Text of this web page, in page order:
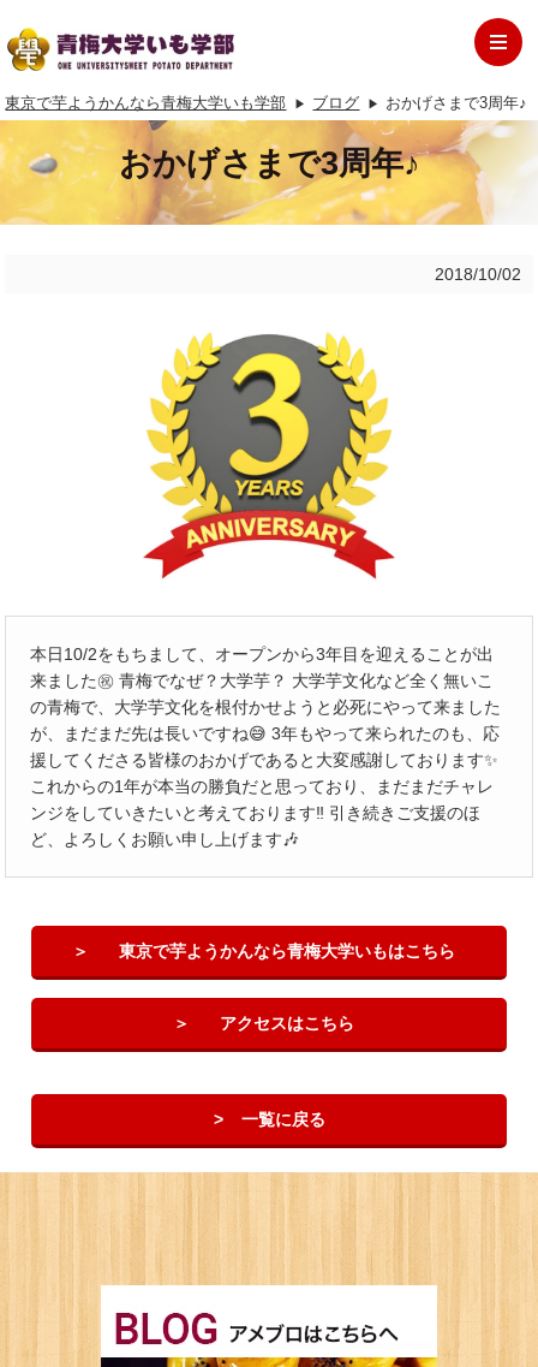
東京で芋ようかんなら青梅大学いも学部 ブログ おかげさまで3周年♪
おかげさまで3周年♪
2018/10/02
本日10/2をもちまして、オープンから3年目を迎えることが出
来ました㊗️ 青梅でなぜ？大学芋？ 大学芋文化など全く無いこ
の青梅で、大学芋文化を根付かせようと必死にやって来ました
が、まだまだ先は長いですね😅 3年もやって来られたのも、応
援してくださる皆様のおかげであると大変感謝しております✨
これからの1年が本当の勝負だと思っており、まだまだチャレ
ンジをしていきたいと考えております‼️ 引き続きご支援のほ
ど、よろしくお願い申し上げます🎶
東京で芋ようかんなら青梅大学いもはこちら
アクセスはこちら
一覧に戻る